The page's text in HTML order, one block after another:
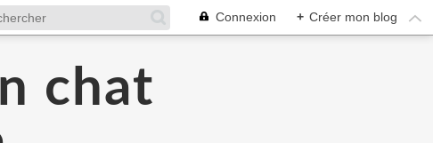
Connexion + Créer mon blog
chat